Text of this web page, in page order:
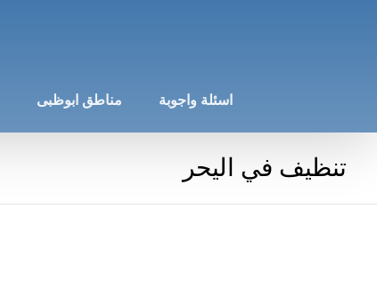
اسئلة واجوبة مناطق ابوظبى
تنظيف في اليحر